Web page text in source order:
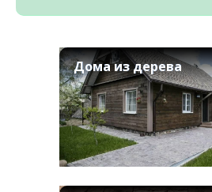
Дома из дерева